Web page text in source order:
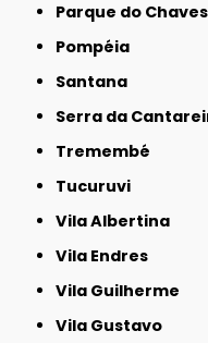
Parque do Chaves
Pompéia
Santana
Serra da
Tremembé
Tucuruvi
Vila Albertina
Vila Endres
Vila Guilherme
Vila Gustavo